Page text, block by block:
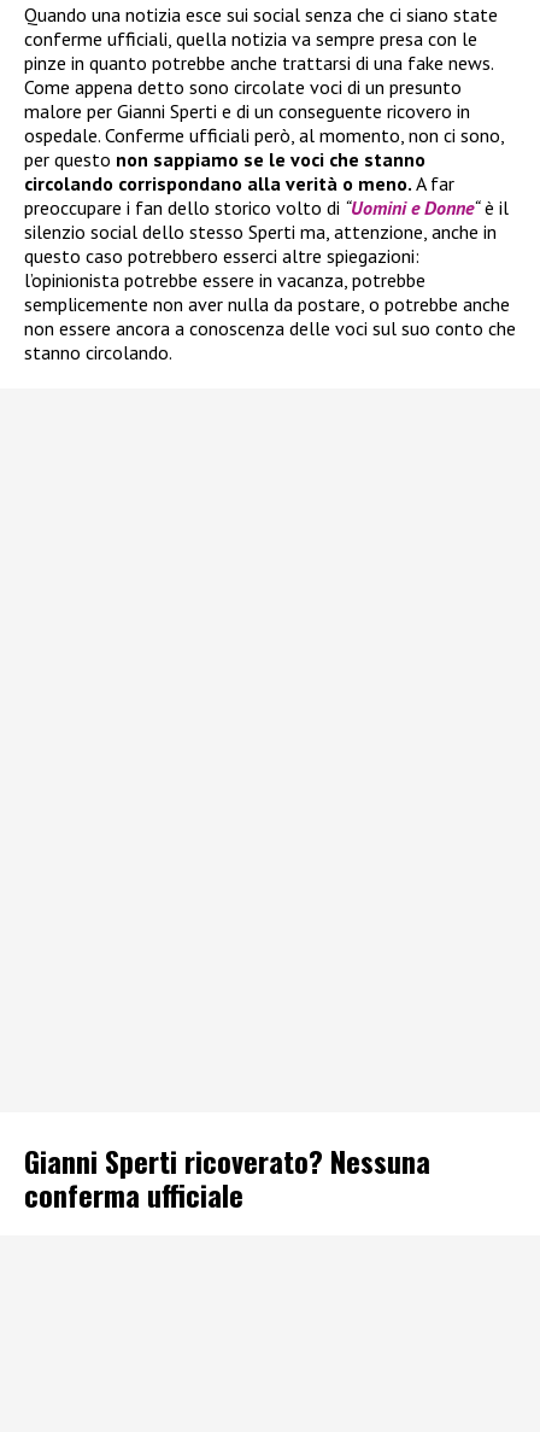
Quando una notizia esce sui social senza che ci siano state
conferme ufficiali, quella notizia va sempre presa con le
pinze in quanto potrebbe anche trattarsi di una fake news.
Come appena detto sono circolate voci di un presunto
malore per Gianni Sperti e di un conseguente ricovero in
ospedale. Conferme ufficiali però, al momento, non ci sono,
per questo non sappiamo se le voci che stanno
circolando corrispondano alla verità o meno. A far
preoccupare i fan dello storico volto di “Uomini e Donne“è il
silenzio social dello stesso Sperti ma, attenzione, anche in
questo caso potrebbero esserci altre spiegazioni:
l’opinionista potrebbe essere in vacanza, potrebbe
semplicemente non aver nulla da postare, o potrebbe anche
non essere ancora a conoscenza delle voci sul suo conto che
stanno circolando.
Gianni Sperti ricoverato? Nessuna
conferma ufficiale